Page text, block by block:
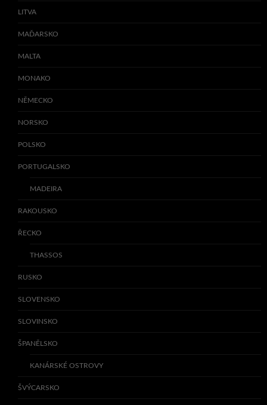
LITVA
MAĎARSKO
MALTA
MONAKO
NĚMECKO
NORSKO
POLSKO
PORTUGALSKO
MADEIRA
RAKOUSKO
ŘECKO
THASSOS
RUSKO
SLOVENSKO
SLOVINSKO
ŠPANĚLSKO
KANÁRSKÉ OSTROVY
ŠVÝCARSKO